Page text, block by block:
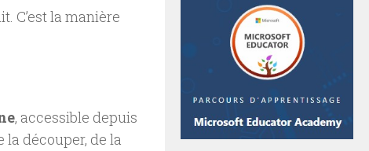
C’est la manière
, accessible depuis
découper, de la